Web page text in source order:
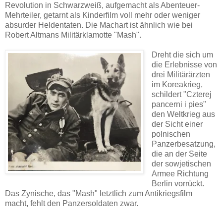
Revolution in Schwarzweiß, aufgemacht als Abenteuer-
Mehrteiler, getarnt als Kinderfilm voll mehr oder weniger
absurder Heldentaten. Die Machart ist ähnlich wie bei
Robert Altmans Militärklamotte "Mash".
Dreht die sich um
die Erlebnisse von
drei Militärärzten
im Koreakrieg,
schildert "Czterej
pancerni i pies"
den Weltkrieg aus
der Sicht einer
polnischen
Panzerbesatzung,
die an der Seite
der sowjetischen
Armee Richtung
Berlin vorrückt.
Das Zynische, das "Mash" letztlich zum Antikriegsfilm
macht, fehlt den Panzersoldaten zwar.